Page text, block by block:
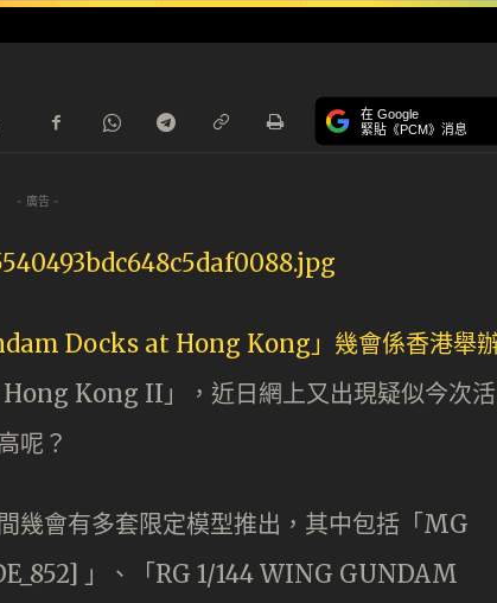
在 Google
緊貼《PCM》消息
- 廣告 -
Docks at Hong Kong」幾會係香港舉
Kong II」，近日網上又出現疑似今次活
呢？
幾會有多套限定模型推出，其中包括「MG
」、「RG 1/144 WING GUNDAM